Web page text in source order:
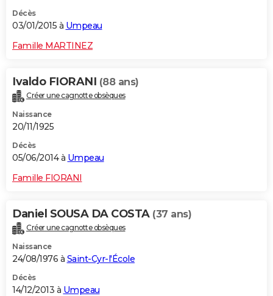
Décès
03/01/2015 à Umpeau
Famille MARTINEZ
Ivaldo FIORANI (88 ans)
Créer une cagnotte obsèques
Naissance
20/11/1925
Décès
05/06/2014 à Umpeau
Famille FIORANI
Daniel SOUSA DA COSTA (37 ans)
Créer une cagnotte obsèques
Naissance
24/08/1976 à Saint-Cyr-l'École
Décès
14/12/2013 à Umpeau